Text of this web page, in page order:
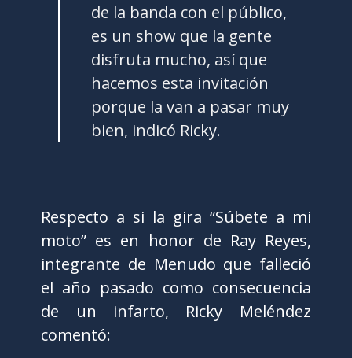
de la banda con el público,
es un show que la gente
disfruta mucho, así que
hacemos esta invitación
porque la van a pasar muy
bien, indicó Ricky.
Respecto a si la gira “Súbete a mi
moto” es en honor de Ray Reyes,
integrante de Menudo que falleció
el año pasado como consecuencia
de un infarto, Ricky Meléndez
comentó: